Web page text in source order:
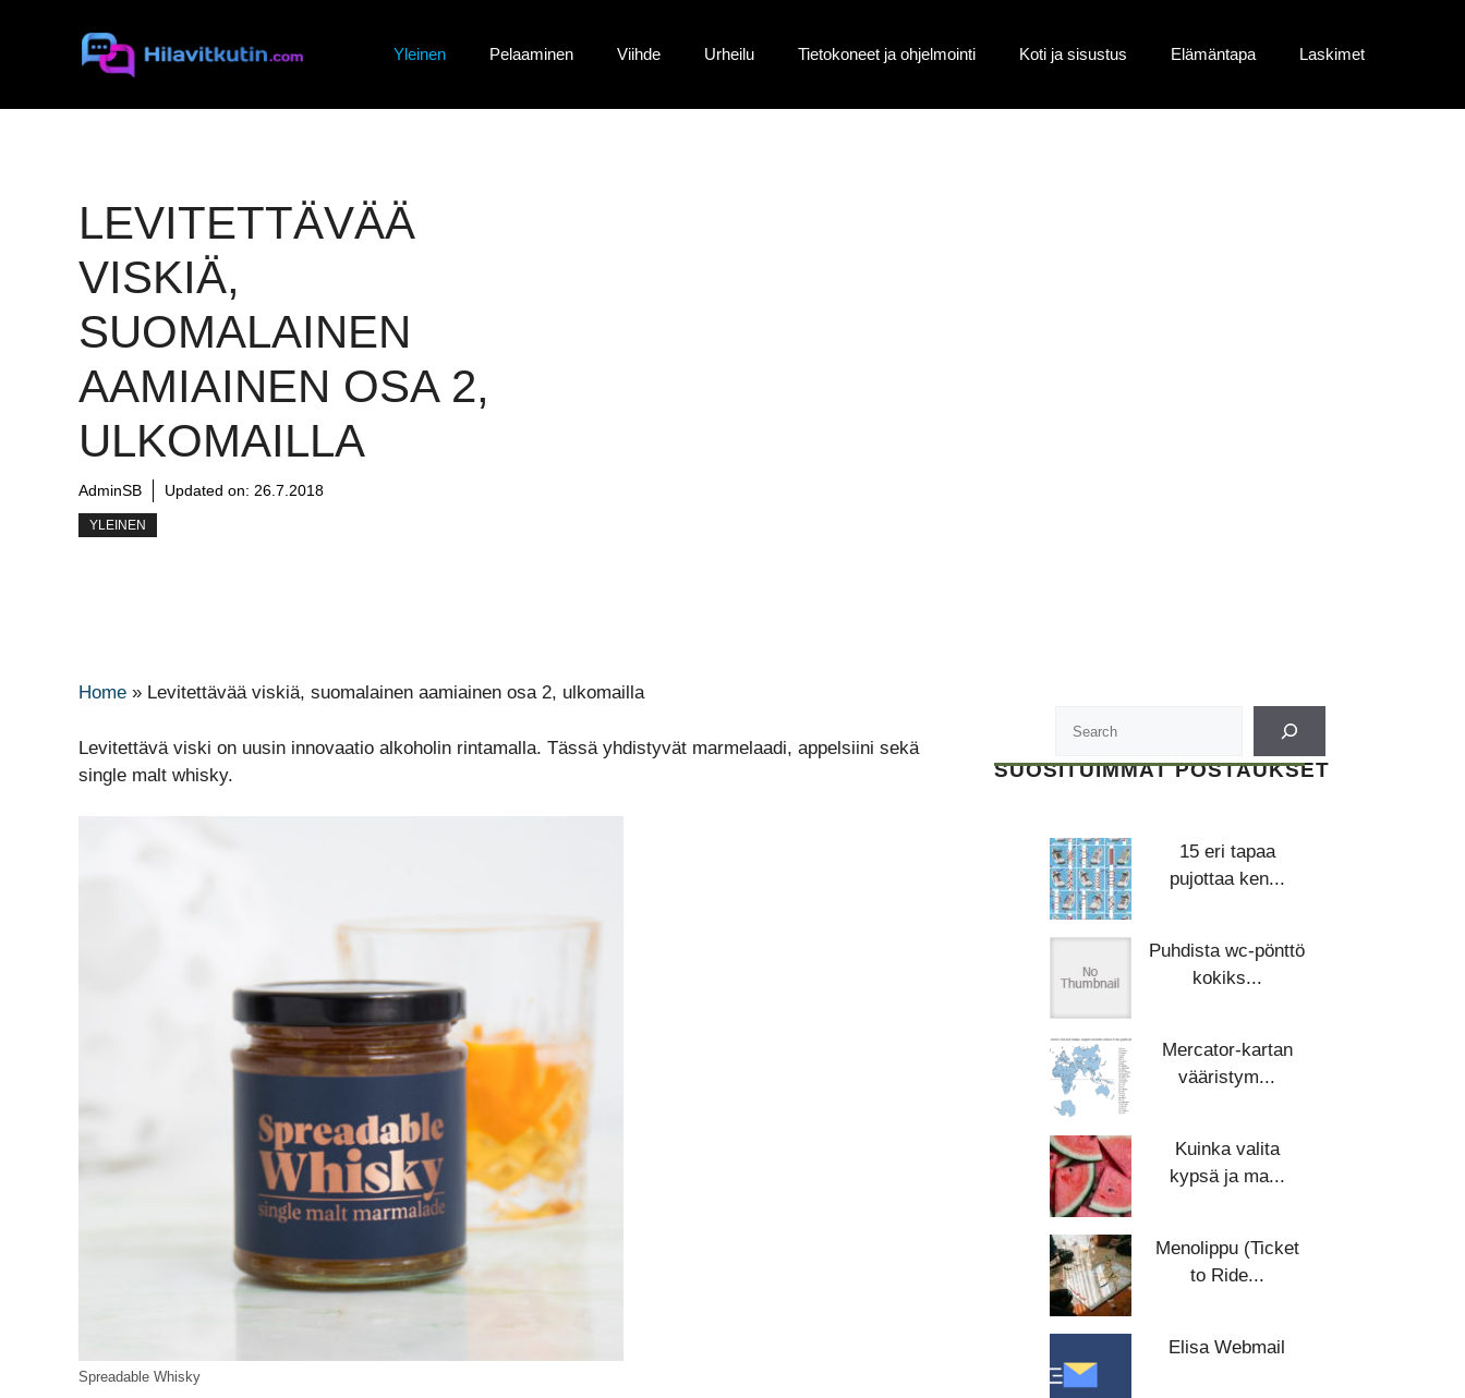
Yleinen Pelaaminen Viihde Urheilu Tietokoneet ja ohjelmointi Koti ja sisustus Elämäntapa Laskimet
LEVITETTÄVÄÄ
VISKIÄ,
SUOMALAINEN
AAMIAINEN OSA 2,
ULKOMAILLA
AdminSB Updated on: 26.7.2018
YLEINEN
Home » Levitettävää viskiä, suomalainen aamiainen osa 2, ulkomailla
Levitettävä viski on uusin innovaatio alkoholin rintamalla. Tässä yhdistyvät marmelaadi, appelsiini sekä
single malt whisky.
Spreadable Whisky
SUOSITUIMMAT POSTAUKSET
15 eri tapaa
pujottaa ken...
Puhdista wc-pönttö
kokiks...
Mercator-kartan
vääristym...
Kuinka valita
kypsä ja ma...
Menolippu (Ticket
to Ride...
Elisa Webmail